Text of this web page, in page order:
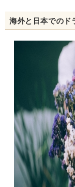
海外と日本でのド